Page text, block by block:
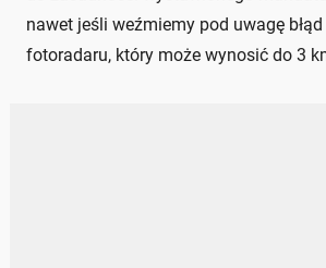
nawet jeśli weźmiemy pod uwagę
fotoradaru, który może wynosić do 3